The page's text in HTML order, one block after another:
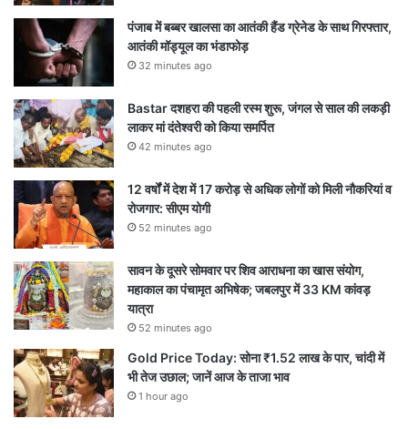
पंजाब में बब्बर खालसा का आतंकी हैंड ग्रेनेड के साथ गिरफ्तार,
आतंकी मॉड्यूल का भंडाफोड़
32 minutes ago
Bastar दशहरा की पहली रस्म शुरू, जंगल से साल की लकड़ी
लाकर मां दंतेश्वरी को किया समर्पित
42 minutes ago
12 वर्षों में देश में 17 करोड़ से अधिक लोगों को मिली नौकरियां व
रोजगार: सीएम योगी
52 minutes ago
सावन के दूसरे सोमवार पर शिव आराधना का खास संयोग,
महाकाल का पंचामृत अभिषेक; जबलपुर में 33 KM कांवड़
यात्रा
52 minutes ago
Gold Price Today: सोना ₹1.52 लाख के पार, चांदी में
भी तेज उछाल; जानें आज के ताजा भाव
1 hour ago